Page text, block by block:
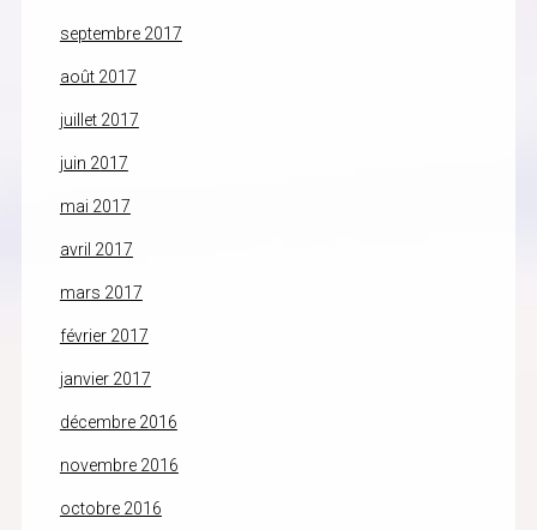
septembre 2017
août 2017
juillet 2017
juin 2017
mai 2017
avril 2017
mars 2017
février 2017
janvier 2017
décembre 2016
novembre 2016
octobre 2016